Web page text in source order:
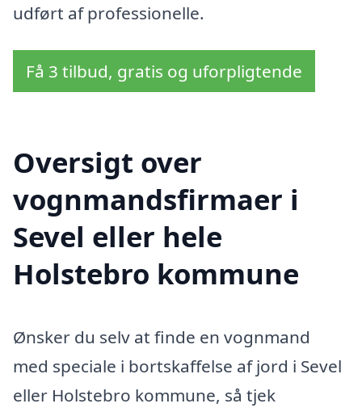
udført af professionelle.
Få 3 tilbud, gratis og uforpligtende
Oversigt over
vognmandsfirmaer i
Sevel eller hele
Holstebro kommune
Ønsker du selv at finde en vognmand
med speciale i bortskaffelse af jord i Sevel
eller Holstebro kommune, så tjek